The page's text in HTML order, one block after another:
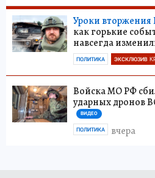
вчера
ПОЛИТИКА
Уроки вторжения
как горькие
навсегда
Войска МО РФ
ударных дронов
ВИДЕО